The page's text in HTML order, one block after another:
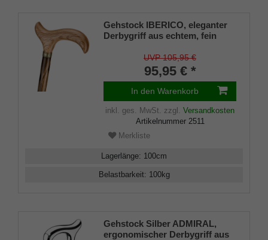
Gehstock IBERICO, eleganter
Derbygriff aus echtem, fein
aufgesetzt mit Messing-
Schmuckring auf einen Stock
aus edlem, geschältem
Perlcongo-Kastanienholz,
inklusive Gummipuffer.
UVP 105,95 €
95,95 € *
In den Warenkorb
inkl. ges. MwSt. zzgl. Versandkosten
Artikelnummer 2511
Merkliste
Lagerlänge: 100cm
Belastbarkeit: 100kg
Gehstock Silber ADMIRAL,
ergonomischer Derbygriff aus